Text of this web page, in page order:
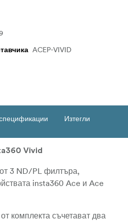
ACEP-VIVID
Изтегли
Vivid
3 ND/PL филтъра,
insta360 Ace и Ace
комплекта съчетават два